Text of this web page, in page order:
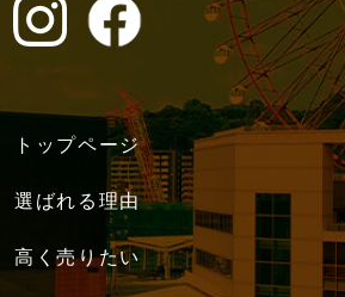
トップページ
選ばれる理由
高く売りたい